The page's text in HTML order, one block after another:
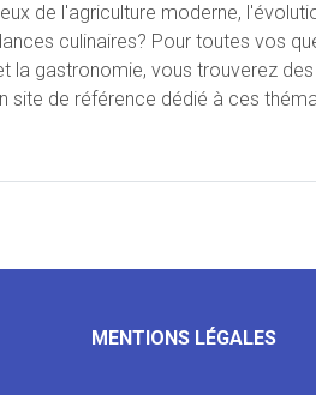
de l'agriculture moderne,
culinaires? Pour toutes vos
la gastronomie, vous trouverez des
site de référence dédié à ces
MENTIONS LÉGALES